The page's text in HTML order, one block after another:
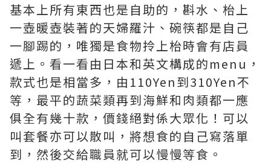
基本上所有東西也是自助的，斟水、枱上
一壺暖壺裝著的天婦羅汁、碗筷都是自己
一腳踢的，唯獨是食物拎上枱時會有店員
遞上。看一看由日本和英文構成的menu，
款式也是相當多，由110Yen到310Yen不
等，最平的蔬菜類再到海鮮和肉類都一應
俱全有幾十款，價錢絕對係大眾化！可以
叫套餐亦可以散叫，將想食的自己寫落單
到，然後交給職員就可以慢慢等食。